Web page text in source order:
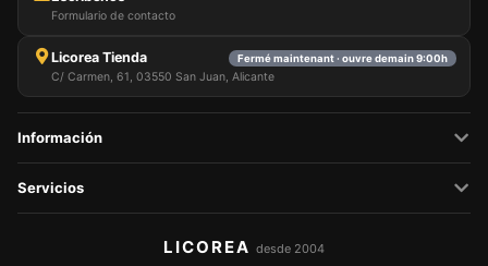
Formulario de contacto
Licorea Tienda Fermé maintenant · ouvre demain 9:00h
C/ Carmen, 61, 03550 San Juan, Alicante
Información
Servicios
LICOREA desde 2004